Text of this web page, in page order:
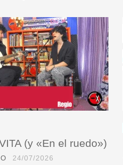
(y «En el ruedo»)
24/07/2026